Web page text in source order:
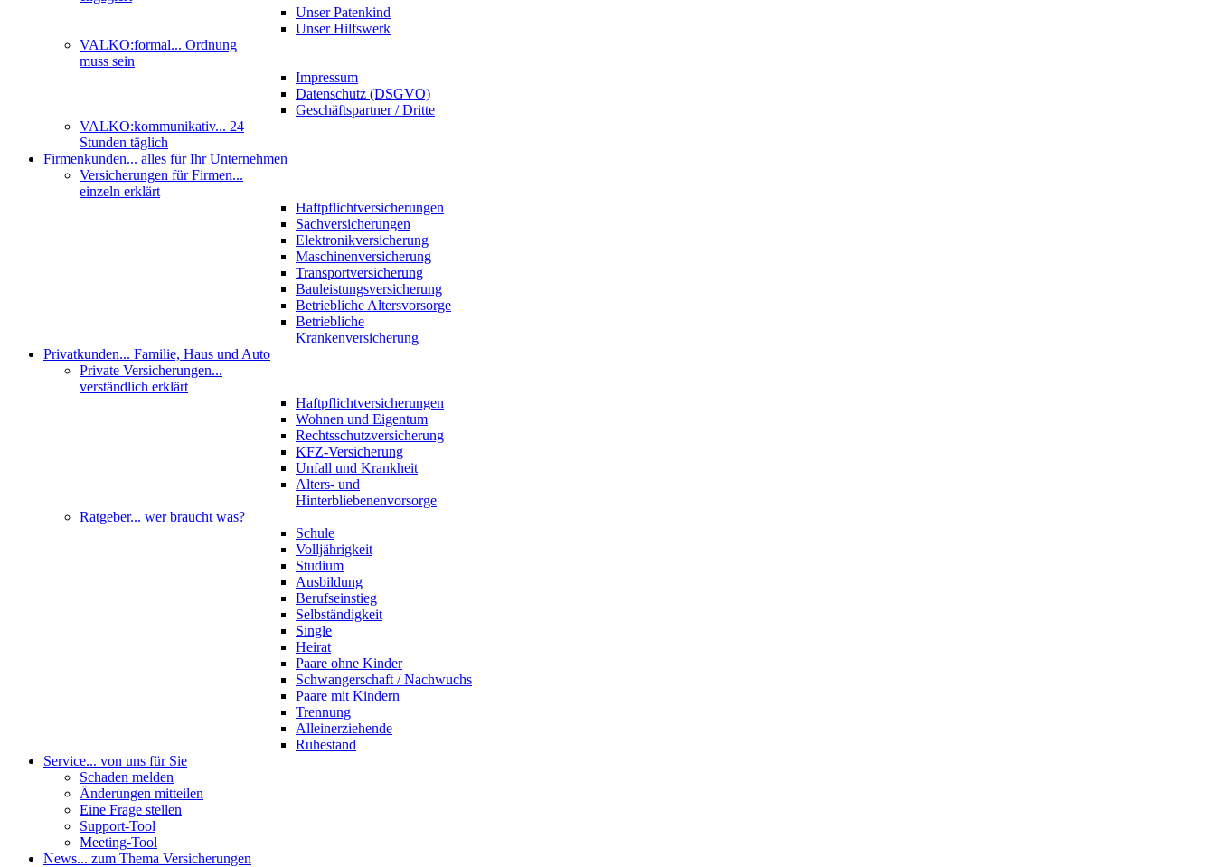
Unser Patenkind
Unser Hilfswerk
VALKO:formal... Ordnung
muss sein
Impressum
Datenschutz (DSGVO)
Geschäftspartner / Dritte
VALKO:kommunikativ... 24
Stunden täglich
Firmenkunden... alles für Ihr Unternehmen
Versicherungen für Firmen...
einzeln erklärt
Haftpflichtversicherungen
Sachversicherungen
Elektronikversicherung
Maschinenversicherung
Transportversicherung
Bauleistungsversicherung
Betriebliche Altersvorsorge
Betriebliche
Krankenversicherung
Privatkunden... Familie, Haus und Auto
Private Versicherungen...
verständlich erklärt
Haftpflichtversicherungen
Wohnen und Eigentum
Rechtsschutzversicherung
KFZ-Versicherung
Unfall und Krankheit
Alters- und
Hinterbliebenenvorsorge
Ratgeber... wer braucht was?
Schule
Volljährigkeit
Studium
Ausbildung
Berufseinstieg
Selbständigkeit
Single
Heirat
Paare ohne Kinder
Schwangerschaft / Nachwuchs
Paare mit Kindern
Trennung
Alleinerziehende
Ruhestand
Service... von uns für Sie
Schaden melden
Änderungen mitteilen
Eine Frage stellen
Support-Tool
Meeting-Tool
News... zum Thema Versicherungen